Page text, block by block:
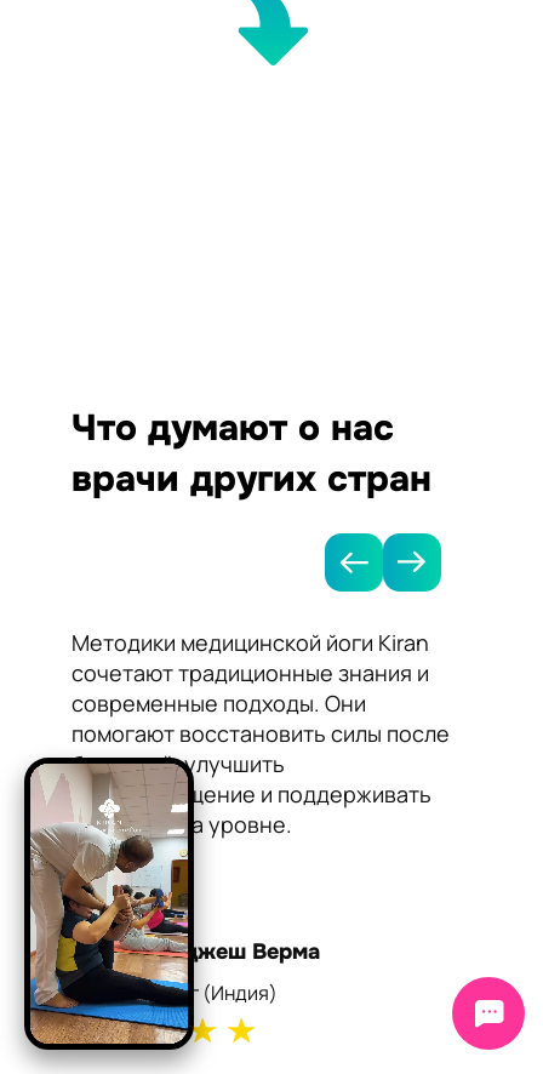
Что думают о нас
врачи других стран
Методики медицинской йоги Kiran
сочетают традиционные знания и
современные подходы. Они
помогают восстановить силы после
болезней, улучшить
кровообращение и поддерживать
здоровье на уровне.
Доктор Раджеш Верма
реабилитолог (Индия)